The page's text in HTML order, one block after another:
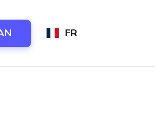
FR